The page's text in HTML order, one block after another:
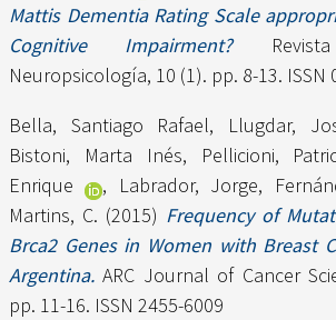
Mattis Dementia Rating Scale
Cognitive Impairment?
Neuropsicología, 10 (1). pp. 8-13. ISSN
Bella, Santiago Rafael, Llugdar,
Bistoni, Marta Inés, Pellicioni,
Enrique
, Labrador, Jorge,
Martins, C. (2015) Frequency of
Brca2 Genes in Women with Breast
Argentina. ARC Journal of Cancer
pp. 11-16. ISSN 2455-6009